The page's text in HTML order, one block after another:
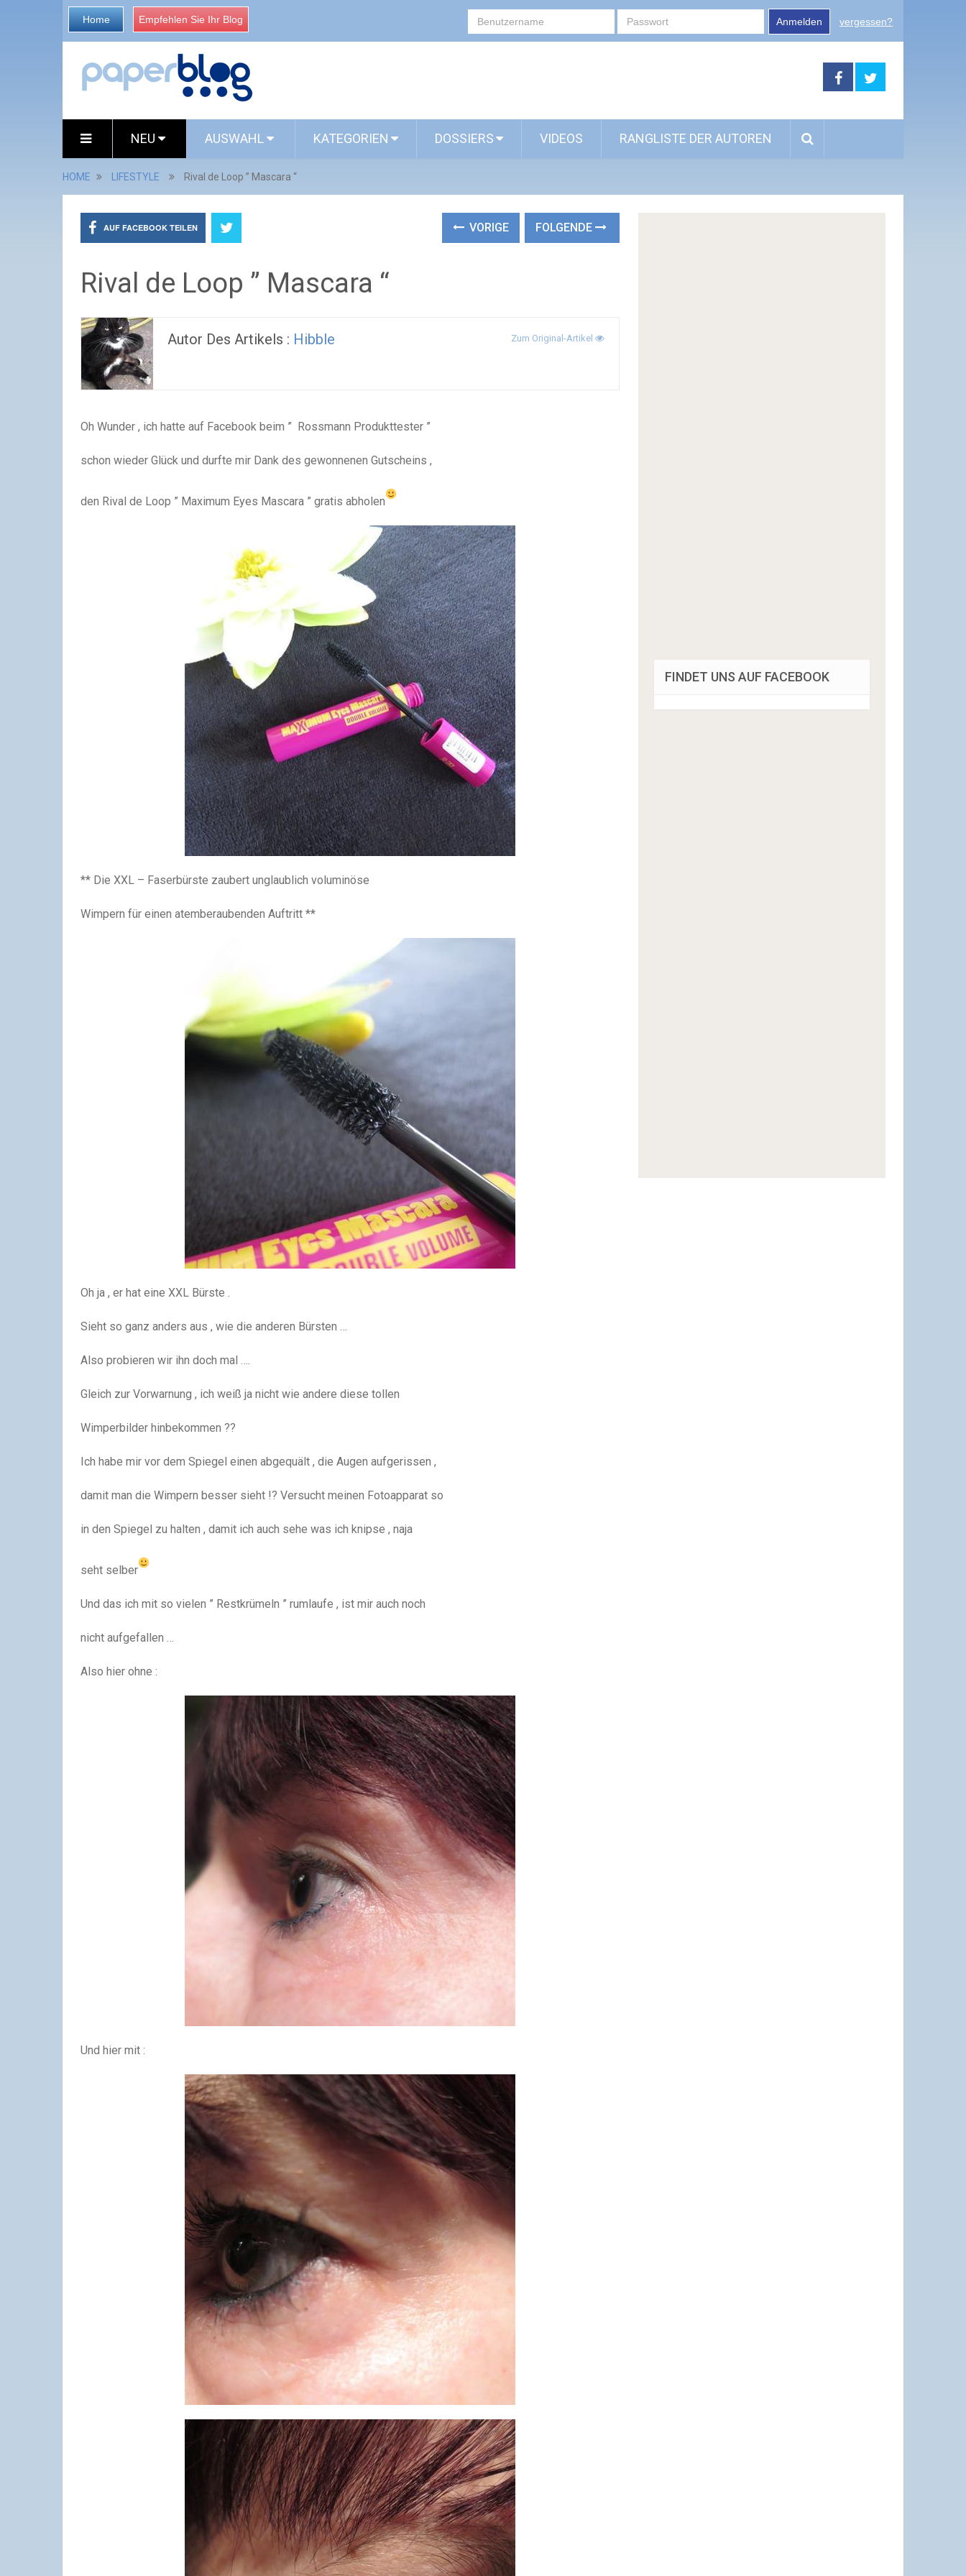
Home Empfehlen Sie Ihr Blog Anmelden vergessen?
NEU AUSWAHL KATEGORIEN DOSSIERS VIDEOS RANGLISTE DER AUTOREN
HOME LIFESTYLE Rival de Loop ” Mascara “
AUF FACEBOOK TEILEN VORIGE FOLGENDE
Rival de Loop ” Mascara “
Autor Des Artikels : Hibble Zum Original-Artikel
Oh Wunder , ich hatte auf Facebook beim ” Rossmann Produkttester ”
schon wieder Glück und durfte mir Dank des gewonnenen Gutscheins ,
den Rival de Loop ” Maximum Eyes Mascara ” gratis abholen
** Die XXL – Faserbürste zaubert unglaublich voluminöse
Wimpern für einen atemberaubenden Auftritt **
Oh ja , er hat eine XXL Bürste .
Sieht so ganz anders aus , wie die anderen Bürsten …
Also probieren wir ihn doch mal ….
Gleich zur Vorwarnung , ich weiß ja nicht wie andere diese tollen
Wimperbilder hinbekommen ??
Ich habe mir vor dem Spiegel einen abgequält , die Augen aufgerissen ,
damit man die Wimpern besser sieht !? Versucht meinen Fotoapparat so
in den Spiegel zu halten , damit ich auch sehe was ich knipse , naja
seht selber
Und das ich mit so vielen ” Restkrümeln ” rumlaufe , ist mir auch noch
nicht aufgefallen …
Also hier ohne :
Und hier mit :
FINDET UNS AUF FACEBOOK